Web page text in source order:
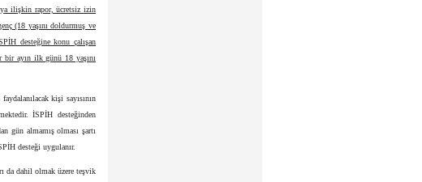
ilişkin rapor, ücretsiz izin
(18 yaşını doldurmuş ve
desteğine konu çalışan
bir ayın ilk günü 18 yaşını
kişi sayısının
İSPİH desteğinden
gün almamış olması şartı
desteği uygulanır.
da dahil olmak üzere teşvik